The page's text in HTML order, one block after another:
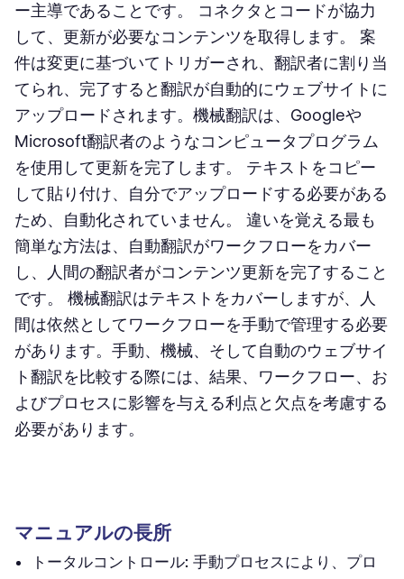
ー主導であることです。 コネクタとコードが協力
して、更新が必要なコンテンツを取得します。 案
件は変更に基づいてトリガーされ、翻訳者に割り当
てられ、完了すると翻訳が自動的にウェブサイトに
アップロードされます。機械翻訳は、Googleや
Microsoft翻訳者のようなコンピュータプログラム
を使用して更新を完了します。 テキストをコピー
して貼り付け、自分でアップロードする必要がある
ため、自動化されていません。 違いを覚える最も
簡単な方法は、自動翻訳がワークフローをカバー
し、人間の翻訳者がコンテンツ更新を完了すること
です。 機械翻訳はテキストをカバーしますが、人
間は依然としてワークフローを手動で管理する必要
があります。手動、機械、そして自動のウェブサイ
ト翻訳を比較する際には、結果、ワークフロー、お
よびプロセスに影響を与える利点と欠点を考慮する
必要があります。
マニュアルの長所
トータルコントロール: 手動プロセスにより、プロ